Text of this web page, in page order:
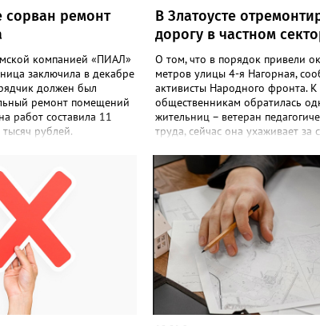
сорван ремонт
компанией «ПИАЛ»
заключила в декабре
должен был
ремонт помещений
работ составила 11
рублей.
контракта не
с чем заказчик принял
отказе от
по контракту»,
УФАС.
служба приняла
ООО «ПИАЛ» в реестр
поставщиков. В
подрядчик
В Златоусте
дорогу в частном
О том, что в порядок привели
метров улицы 4-я Нагорная,
активисты Народного фронта. К
общественникам обратилась
жительниц – ветеран
труда, сейчас она ухаживает за
критическом состоянии: скорая
время на объезд разбитого
такси порой отказывались
домам, щадя подвеску, а однажды
реанимация не смогла
больного. Жители писали в
администрацию города и другие
инстанции, пытались
дорогу своими силами – всё
рассказали в ОНФ.
подчеркнули: именно они
чтобы участок разровняли и